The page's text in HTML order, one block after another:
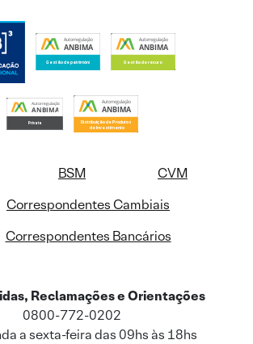
BSM
CVM
Correspondentes Cambiais
Correspondentes Bancários
Reclamações e Orientações
0800-772-0202
a sexta-feira das 09hs às 18hs